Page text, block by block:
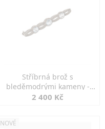
Stříbrná brož s
bleděmodrými kameny -
jemná elegance
2 400 Kč
NOVÉ